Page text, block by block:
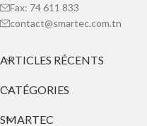
Fax: 74 611 833
contact@smartec.com.tn
ARTICLES RÉCENTS
CATÉGORIES
SMARTEC